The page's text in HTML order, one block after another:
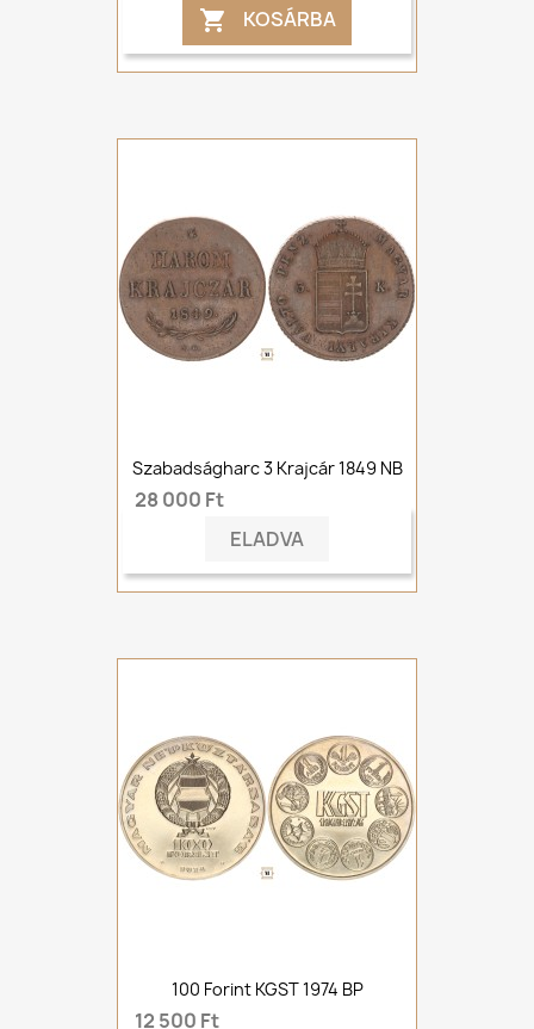
 KOSÁRBA
Szabadságharc 3 Krajcár 1849 NB
28 000 Ft
ELADVA
100 Forint KGST 1974 BP
12 500 Ft